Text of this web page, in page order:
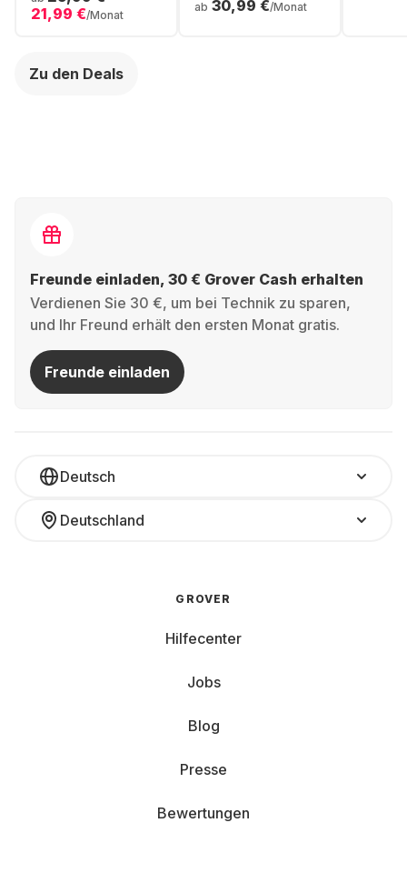
21,99 €/Monat
SIM
ab 30,99 €/Monat
Zu den Deals
Freunde einladen, 30 € Grover Cash erhalten
Verdienen Sie 30 €, um bei Technik zu sparen,
und Ihr Freund erhält den ersten Monat gratis.
Freunde einladen
Deutsch
Deutschland
GROVER
Hilfecenter
Jobs
Blog
Presse
Bewertungen